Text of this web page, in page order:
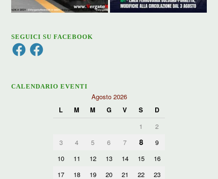
SEGUICI SU FACEBOOK
FacebookFacebook
CALENDARIO EVENTI
Agosto 2026
L
M M G V S
D
1
2
3
4 5 6 7 8
9
10
11 12 13 14 15
16
17
18 19 20 21 22
23